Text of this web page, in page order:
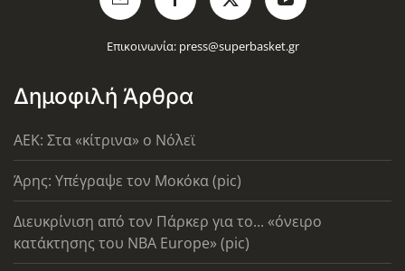
Επικοινωνία: press@superbasket.gr
Δημοφιλή Άρθρα
AEK: Στα «κίτρινα» ο Νόλεϊ
Άρης: Υπέγραψε τον Μοκόκα (pic)
Διευκρίνιση από τον Πάρκερ για το... «όνειρο
κατάκτησης του ΝΒΑ Europe» (pic)